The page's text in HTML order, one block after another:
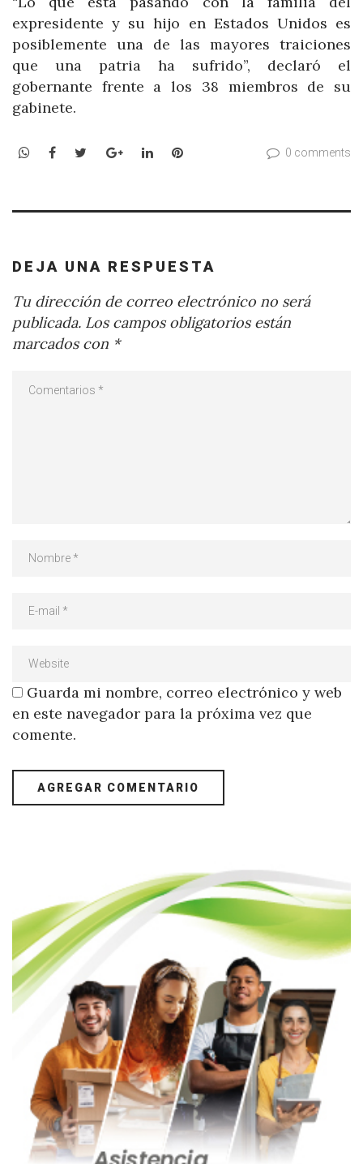
expresidente y su hijo en Estados Unidos es
posiblemente una de las mayores traiciones
que una patria ha sufrido”, declaró el
gobernante frente a los 38 miembros de su
gabinete.
WhatsApp
Facebook
TwitterGoogle+LinkedInPinterest 0 comments
DEJA UNA RESPUESTA
Tu dirección de correo electrónico no será
publicada. Los campos obligatorios están
marcados con *
Guarda mi nombre, correo electrónico y web
en este navegador para la próxima vez que
comente.